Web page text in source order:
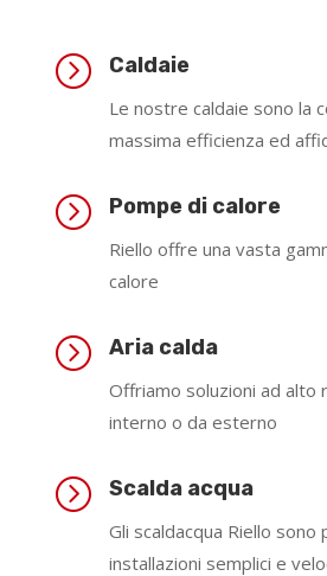
= Caldaie
Le nostre caldaie sono la
massima efficienza ed
= Pompe di calore
Riello offre una vasta
calore
= Aria calda
Offriamo soluzioni ad alto
interno o da esterno
= Scalda acqua
Gli scaldacqua Riello sono
installazioni semplici e